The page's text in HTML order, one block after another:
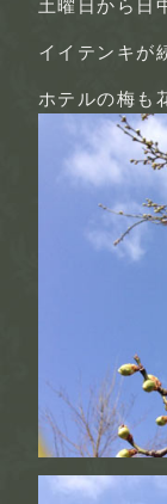
土曜日から日
イイテンキが
ホテルの梅も